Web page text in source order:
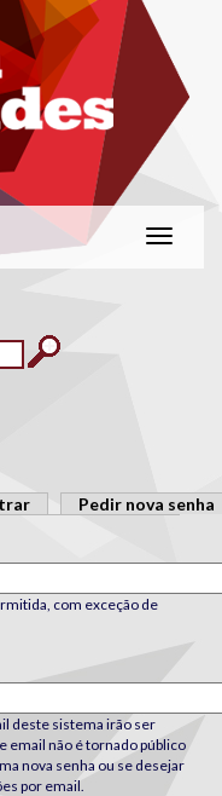
Alterar
ativo)
Pedir nova senha
com exceção de
deste sistema irão ser
email não é tornado público
nova senha ou se desejar
por email.